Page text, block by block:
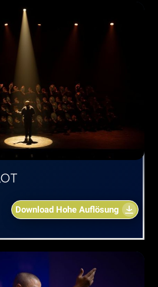
Download Hohe Auflösung